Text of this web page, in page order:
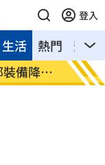
登入
熱門 影音
生活
告慘勝 俄羅